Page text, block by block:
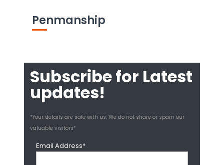
Penmanship
Subscribe for Latest
updates!
*Your details are safe with us. We do not share or spam our
valuable visitors*
Email Address*